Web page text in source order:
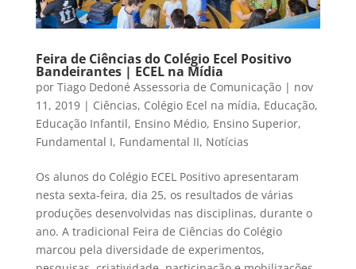
Feira de Ciências do Colégio Ecel Positivo
Bandeirantes | ECEL na Mídia
por Tiago Dedoné Assessoria de Comunicação| nov
11, 2019| Ciências, Colégio Ecel na mídia, Educação,
Educação Infantil, Ensino Médio, Ensino Superior,
Fundamental I, Fundamental II, Notícias
Os alunos do Colégio ECEL Positivo apresentaram
nesta sexta-feira, dia 25, os resultados de várias
produções desenvolvidas nas disciplinas, durante o
ano. A tradicional Feira de Ciências do Colégio
marcou pela diversidade de experimentos,